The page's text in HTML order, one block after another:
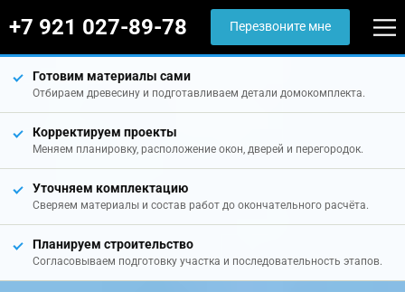
+7 921 027-89-78 Перезвоните мне
Готовим материалы сами
Отбираем древесину и подготавливаем детали домокомплекта.
Корректируем проекты
Меняем планировку, расположение окон, дверей и перегородок.
Уточняем комплектацию
Сверяем материалы и состав работ до окончательного расчёта.
Планируем строительство
Согласовываем подготовку участка и последовательность этапов.